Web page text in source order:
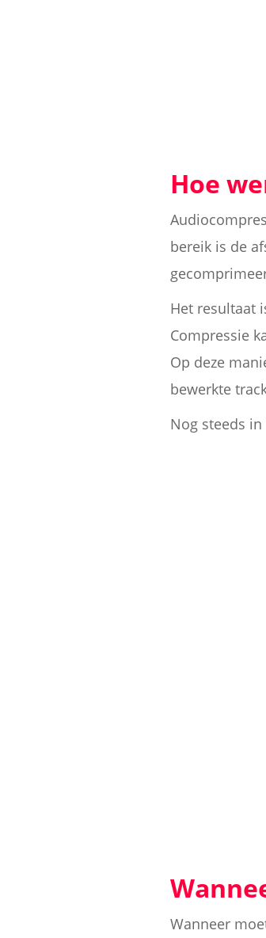
Hoe
bereik is de
Het resultaat
Compressie
Op deze
bewerkte
Nog steeds
Wanneer